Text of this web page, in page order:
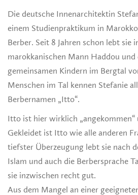
Die deutsche Innenarchitektin
einem Studienpraktikum in
Berber. Seit 8 Jahren schon lebt sie
marokkanischen Mann Haddou
gemeinsamen Kindern im Bergtal
Menschen im Tal kennen Stefanie
Berbernamen „Itto“.
Itto ist hier wirklich „angekommen“
Gekleidet ist Itto wie alle anderen
tiefster Überzeugung lebt sie nach
Islam und auch die Berbersprache
sie inzwischen recht gut.
Aus dem Mangel an einer